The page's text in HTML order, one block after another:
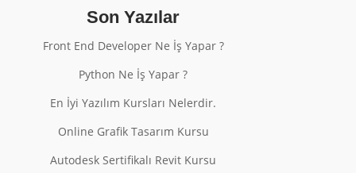
Son Yazılar
Front End Developer Ne İş Yapar ?
Python Ne İş Yapar ?
En İyi Yazılım Kursları Nelerdir.
Online Grafik Tasarım Kursu
Autodesk Sertifikalı Revit Kursu